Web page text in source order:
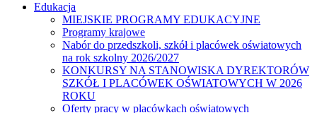
Edukacja
MIEJSKIE PROGRAMY EDUKACYJNE
Programy krajowe
Nabór do przedszkoli, szkół i placówek oświatowych
na rok szkolny 2026/2027
KONKURSY NA STANOWISKA DYREKTORÓW
SZKÓŁ I PLACÓWEK OŚWIATOWYCH W 2026
ROKU
Oferty pracy w placówkach oświatowych